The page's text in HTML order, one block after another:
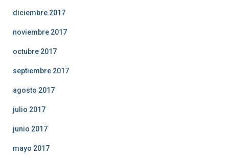
diciembre 2017
noviembre 2017
octubre 2017
septiembre 2017
agosto 2017
julio 2017
junio 2017
mayo 2017